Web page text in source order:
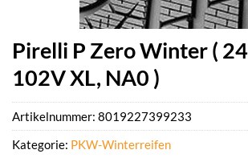
Pirelli P Zero Winter (
102V XL, NA0 )
Artikelnummer: 8019227399233
Kategorie: PKW-Winterreifen